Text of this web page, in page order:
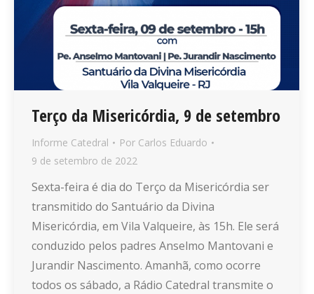
Terço da Misericórdia, 9 de setembro
Informe Catedral Por Carlos Eduardo
9 de setembro de 2022
Sexta-feira é dia do Terço da Misericórdia ser
transmitido do Santuário da Divina
Misericórdia, em Vila Valqueire, às 15h. Ele será
conduzido pelos padres Anselmo Mantovani e
Jurandir Nascimento. Amanhã, como ocorre
todos os sábado, a Rádio Catedral transmite o